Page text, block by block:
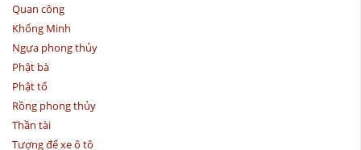
Quan công
Khổng Minh
Ngựa phong thủy
Phật bà
Phật tổ
Rồng phong thủy
Thần tài
Tượng để xe ô tô